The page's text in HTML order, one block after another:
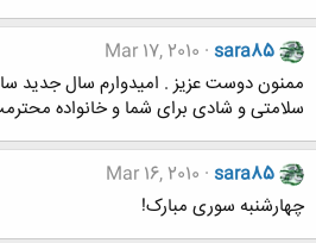
sara85
Mar 17, 2010
ممنون دوست عزیز . امیدوارم سال جدید
سلامتی و شادی برای شما و خانواده
sara85
Mar 16, 2010
چهارشنبه سوری مبارک!